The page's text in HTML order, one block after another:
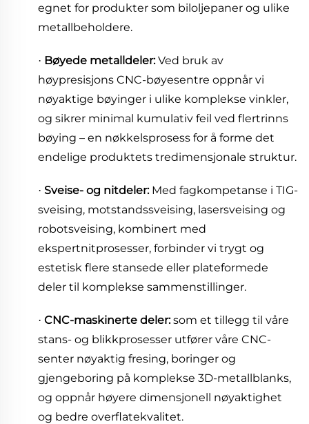
egnet for produkter som biloljepaner og ulike
metallbeholdere.
· Bøyede metalldeler:​Ved bruk av
høypresisjons CNC-bøyesentre oppnår vi
nøyaktige bøyinger i ulike komplekse vinkler,
og sikrer minimal kumulativ feil ved flertrinns
bøying – en nøkkelsprosess for å forme det
endelige produktets tredimensjonale struktur.
· Sveise- og nitdeler: ​Med fagkompetanse i TIG-
sveising, motstandssveising, lasersveising og
robotsveising, kombinert med
ekspertnitprosesser, forbinder vi trygt og
estetisk flere stansede eller plateformede
deler til komplekse sammenstillinger.
· CNC-maskinerte deler:som et tillegg til våre
stans- og blikkprosesser utfører våre CNC-
senter nøyaktig fresing, boringer og
gjengeboring på komplekse 3D-metallblanks,
og oppnår høyere dimensjonell nøyaktighet
og bedre overflatekvalitet.